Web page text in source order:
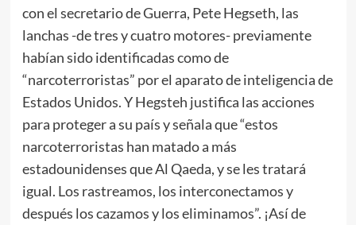
con el secretario de Guerra, Pete Hegseth, las
lanchas -de tres y cuatro motores- previamente
habían sido identificadas como de
“narcoterroristas” por el aparato de inteligencia de
Estados Unidos. Y Hegsteh justifica las acciones
para proteger a su país y señala que “estos
narcoterroristas han matado a más
estadounidenses que Al Qaeda, y se les tratará
igual. Los rastreamos, los interconectamos y
después los cazamos y los eliminamos”. ¡Así de